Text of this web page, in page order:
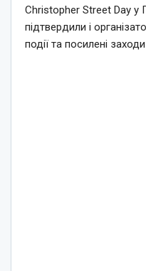
Christopher Street Day у
підтвердили і
події та посилені